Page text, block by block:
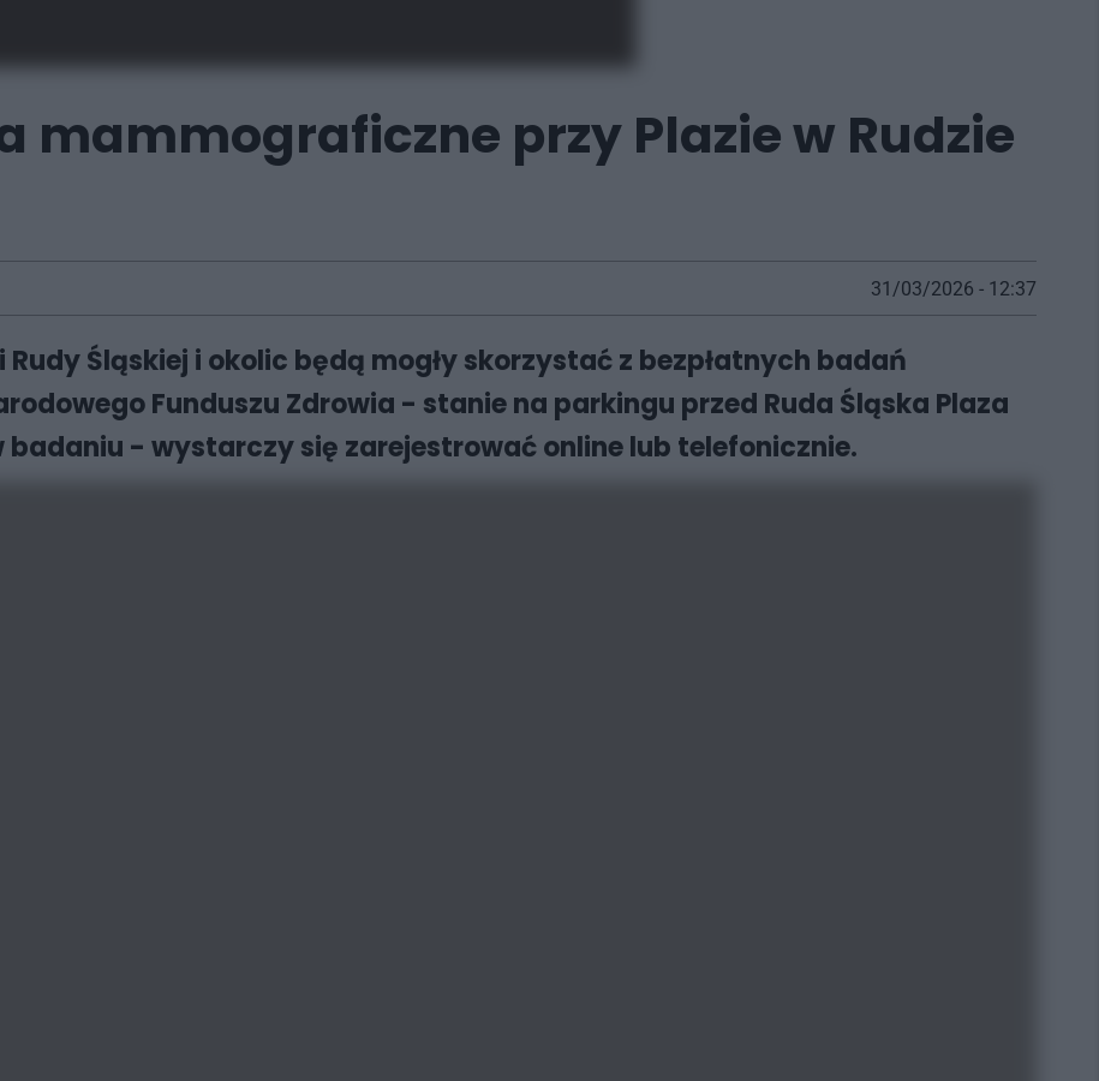
mammograficzne przy Plazie w Rudzie
31/03/2026 - 12:37
Śląskiej i okolic będą mogły skorzystać z bezpłatnych badań
Funduszu Zdrowia - stanie na parkingu przed Ruda Śląska Plaza
badaniu - wystarczy się zarejestrować online lub telefonicznie.